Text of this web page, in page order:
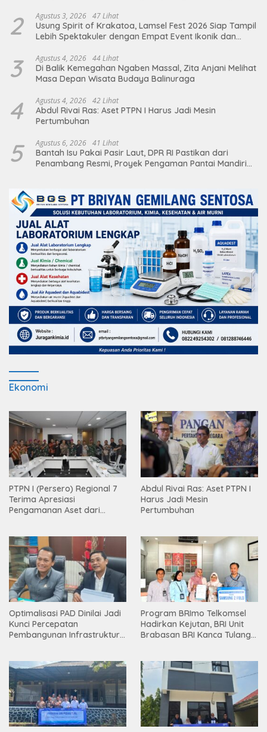
2 Agustus 3, 2026 47 Lihat
Usung Spirit of Krakatoa, Lamsel Fest 2026 Siap Tampil
Lebih Spektakuler dengan Empat Event Ikonik dan
3 Agustus 4, 2026 44 Lihat
Di Balik Kemegahan Ngaben Massal, Zita Anjani Melihat
Masa Depan Wisata Budaya Balinuraga
4 Agustus 4, 2026 42 Lihat
Abdul Rivai Ras: Aset PTPN I Harus Jadi Mesin
Pertumbuhan
5 Agustus 6, 2026 41 Lihat
Bantah Isu Pakai Pasir Laut, DPR RI Pastikan dari
Penambang Resmi, Proyek Pengaman Pantai Mandiri
Ekonomi
PTPN I (Persero) Regional 7
Terima Apresiasi
Pengamanan Aset dari
Abdul Rivai Ras: Aset PTPN I
Harus Jadi Mesin
Pertumbuhan
Optimalisasi PAD Dinilai Jadi
Kunci Percepatan
Pembangunan Infrastruktur
Program BRImo Telkomsel
Hadirkan Kejutan, BRI Unit
Brabasan BRI Kanca Tulang
Mesuji